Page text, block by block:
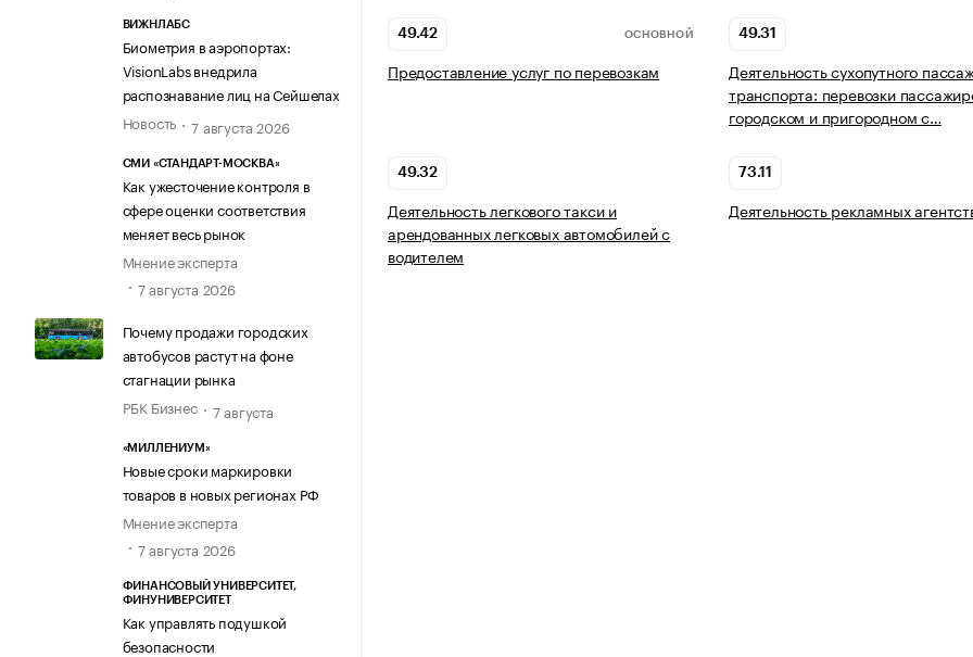
ВИЖНЛАБС
Биометрия в аэропортах:
VisionLabs внедрила
распознавание лиц на Сейшелах
Новость
7 августа 2026
СМИ «СТАНДАРТ-МОСКВА»
Как ужесточение контроля в
сфере оценки соответствия
меняет весь рынок
Мнение эксперта
7 августа 2026
Почему продажи городских
автобусов растут на фоне
стагнации рынка
РБК Бизнес
7 августа
«МИЛЛЕНИУМ»
Новые сроки маркировки
товаров в новых регионах РФ
Мнение эксперта
7 августа 2026
ФИНАНСОВЫЙ УНИВЕРСИТЕТ,
ФИНУНИВЕРСИТЕТ
Как управлять подушкой
безопасности
49.42 ОСНОВНОЙ
Предоставление услуг по перевозкам
49.31
Деятельность сухопутного
транспорта: перевозки
городском и пригородном с…
49.32
Деятельность легкового такси и
арендованных легковых автомобилей с
водителем
73.11
Деятельность рекламных